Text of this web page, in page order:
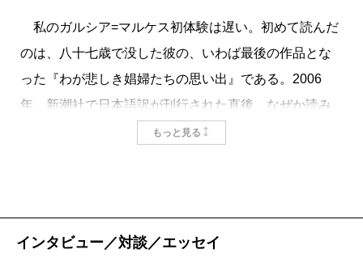
私のガルシア=マルケス初体験は遅い。初めて読んだ
のは、八十七歳で没した彼の、いわば最後の作品とな
った『わが悲しき娼婦たちの思い出』である。2006
年、新潮社で日本語訳が刊行された直後、なぜか読み
たくてたまらなくなり、書店に走って買い求めた。電
文学賞作家である。それまで、ラテンアメリカに関す
もっと見る
インタビュー／対談／エッセイ